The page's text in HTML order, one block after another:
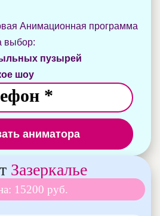
Анимационная программа
выбор:
пузырей
шоу
аниматора
Зазеркалье
15200 руб.